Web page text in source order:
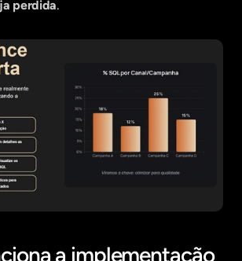
perdida.
a implementação